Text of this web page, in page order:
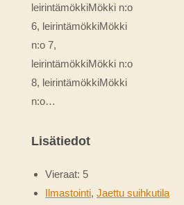
leirintämökkiMökki n:o
6, leirintämökkiMökki
n:o 7,
leirintämökkiMökki n:o
8, leirintämökkiMökki
n:o…
Lisätiedot
Vieraat: 5
Ilmastointi, Jaettu suihkutila